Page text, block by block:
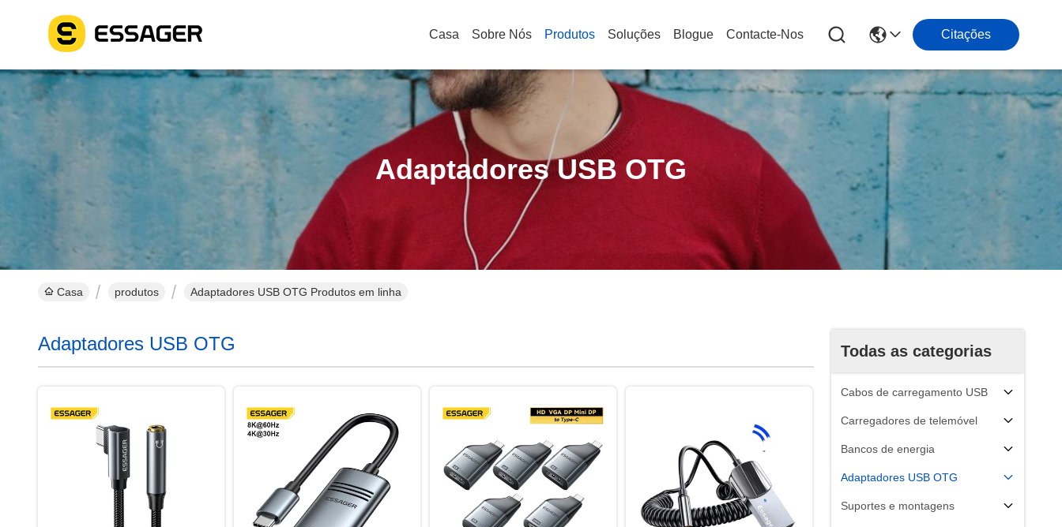
Casa Sobre Nós Produtos Soluções Blogue Contacte-Nos Citações
Adaptadores USB OTG
Casa produtos Adaptadores USB OTG Produtos em linha
Todas as categorias
Cabos de carregamento USB
Carregadores de telemóvel
Bancos de energia
Adaptadores USB OTG
Suportes e montagens
Adaptadores USB OTG